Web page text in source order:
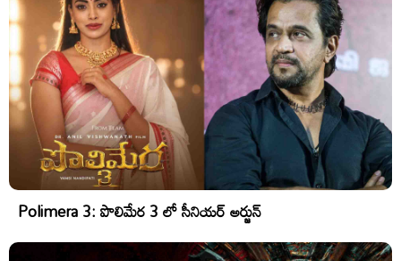
Polimera 3: పొలిమేర 3 లో సీనియర్ అర్జున్